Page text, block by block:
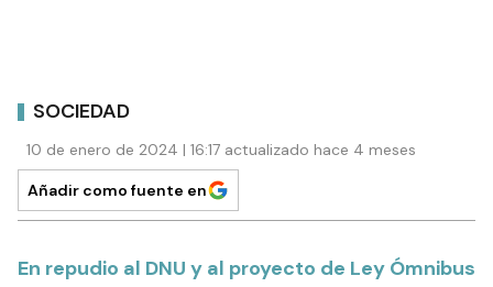
SOCIEDAD
10 de enero de 2024 | 16:17 actualizado hace 4 meses
Añadir como fuente en
En repudio al DNU y al proyecto de Ley Ómnibus